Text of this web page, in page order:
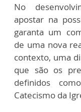
No
apostar na
garanta um
de uma nova
contexto, uma
que são os
definidos
Catecismo da